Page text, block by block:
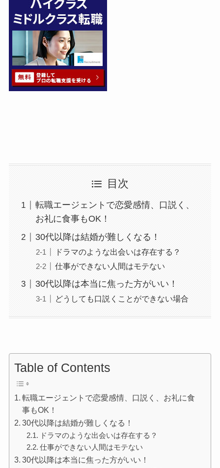
目次
転職エージェントで恋愛感情、口説く、
お礼に食事もOK！
30代以降は結婚が難しくなる！
ドラマのような出会いは存在する？
仕事ができない人間はモテない
30代以降は本当に焦った方がいい！
どうしても口説くことができない場合
Table of Contents
転職エージェントで恋愛感情、口説く、お礼に食
事もOK！
30代以降は結婚が難しくなる！
ドラマのような出会いは存在する？
仕事ができない人間はモテない
30代以降は本当に焦った方がいい！